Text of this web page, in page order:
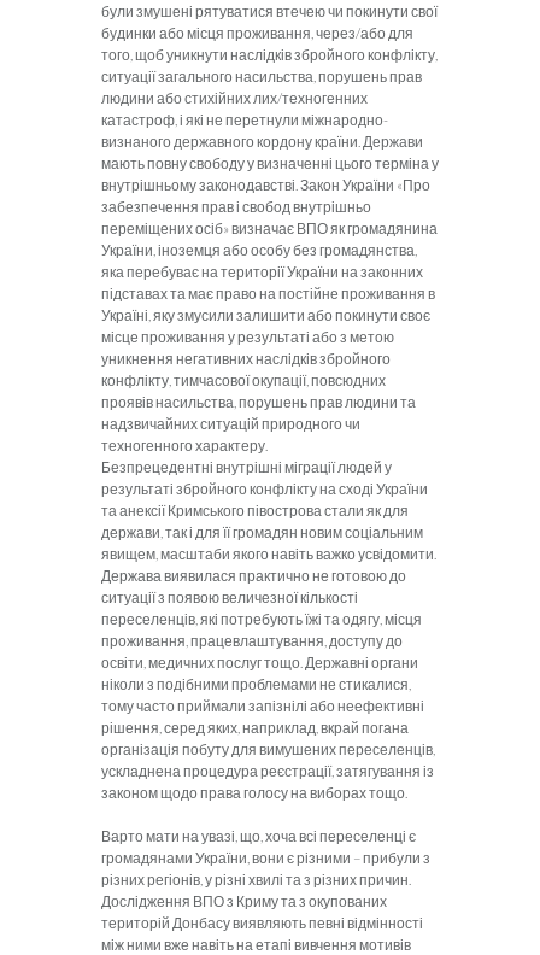
були змушені рятуватися втечею чи покинути свої
будинки або місця проживання, через/або для
того, щоб уникнути наслідків збройного конфлікту,
ситуації загального насильства, порушень прав
людини або стихійних лих/техногенних
катастроф, і які не перетнули міжнародно-
визнаного державного кордону країни. Держави
мають повну свободу у визначенні цього терміна у
внутрішньому законодавстві. Закон України «Про
забезпечення прав і свобод внутрішньо
переміщених осіб» визначає ВПО як громадянина
України, іноземця або особу без громадянства,
яка перебуває на території України на законних
підставах та має право на постійне проживання в
Україні, яку змусили залишити або покинути своє
місце проживання у результаті або з метою
уникнення негативних наслідків збройного
конфлікту, тимчасової окупації, повсюдних
проявів насильства, порушень прав людини та
надзвичайних ситуацій природного чи
техногенного характеру.
Безпрецедентні внутрішні міграції людей у
результаті збройного конфлікту на сході України
та анексії Кримського півострова стали як для
держави, так і для її громадян новим соціальним
явищем, масштаби якого навіть важко усвідомити.
Держава виявилася практично не готовою до
ситуації з появою величезної кількості
переселенців, які потребують їжі та одягу, місця
проживання, працевлаштування, доступу до
освіти, медичних послуг тощо. Державні органи
ніколи з подібними проблемами не стикалися,
тому часто приймали запізнілі або неефективні
рішення, серед яких, наприклад, вкрай погана
організація побуту для вимушених переселенців,
ускладнена процедура реєстрації, затягування із
законом щодо права голосу на виборах тощо.
Варто мати на увазі, що, хоча всі переселенці є
громадянами України, вони є різними – прибули з
різних регіонів, у різні хвилі та з різних причин.
Дослідження ВПО з Криму та з окупованих
територій Донбасу виявляють певні відмінності
між ними вже навіть на етапі вивчення мотивів